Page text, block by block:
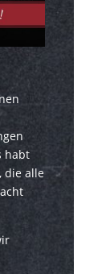
habt
die alle